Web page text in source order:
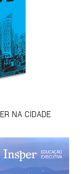
NA CIDADE